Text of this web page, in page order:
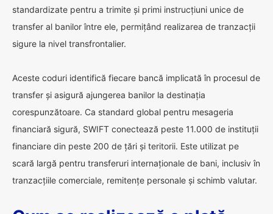
standardizate pentru a trimite și primi instrucțiuni unice de
transfer al banilor între ele, permițând realizarea de tranzacții
sigure la nivel transfrontalier.
Aceste coduri identifică fiecare bancă implicată în procesul de
transfer și asigură ajungerea banilor la destinația
corespunzătoare. Ca standard global pentru mesageria
financiară sigură, SWIFT conectează peste 11.000 de instituții
financiare din peste 200 de țări și teritorii. Este utilizat pe
scară largă pentru transferuri internaționale de bani, inclusiv în
tranzacțiile comerciale, remitențe personale și schimb valutar.